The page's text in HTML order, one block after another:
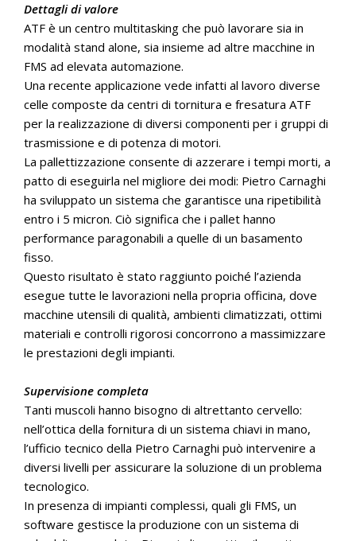
Dettagli di valore
ATF è un centro multitasking che può lavorare sia in
modalità stand alone, sia insieme ad altre macchine in
FMS ad elevata automazione.
Una recente applicazione vede infatti al lavoro diverse
celle composte da centri di tornitura e fresatura ATF
per la realizzazione di diversi componenti per i gruppi di
trasmissione e di potenza di motori.
La pallettizzazione consente di azzerare i tempi morti, a
patto di eseguirla nel migliore dei modi: Pietro Carnaghi
ha sviluppato un sistema che garantisce una ripetibilità
entro i 5 micron. Ciò significa che i pallet hanno
performance paragonabili a quelle di un basamento
fisso.
Questo risultato è stato raggiunto poiché l’azienda
esegue tutte le lavorazioni nella propria officina, dove
macchine utensili di qualità, ambienti climatizzati, ottimi
materiali e controlli rigorosi concorrono a massimizzare
le prestazioni degli impianti.
Supervisione completa
Tanti muscoli hanno bisogno di altrettanto cervello:
nell’ottica della fornitura di un sistema chiavi in mano,
l’ufficio tecnico della Pietro Carnaghi può intervenire a
diversi livelli per assicurare la soluzione di un problema
tecnologico.
In presenza di impianti complessi, quali gli FMS, un
software gestisce la produzione con un sistema di